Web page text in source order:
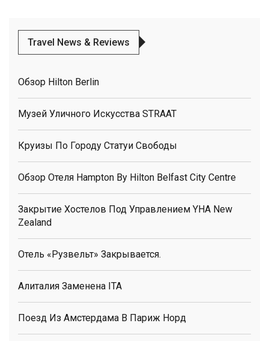
Travel News & Reviews
Обзор Hilton Berlin
Музей Уличного Искусства STRAAT
Круизы По Городу Статуи Свободы
Обзор Отеля Hampton By Hilton Belfast City Centre
Закрытие Хостелов Под Управлением YHA New
Zealand
Отель «Рузвельт» Закрывается.
Алиталия Заменена ITA
Поезд Из Амстердама В Париж Норд